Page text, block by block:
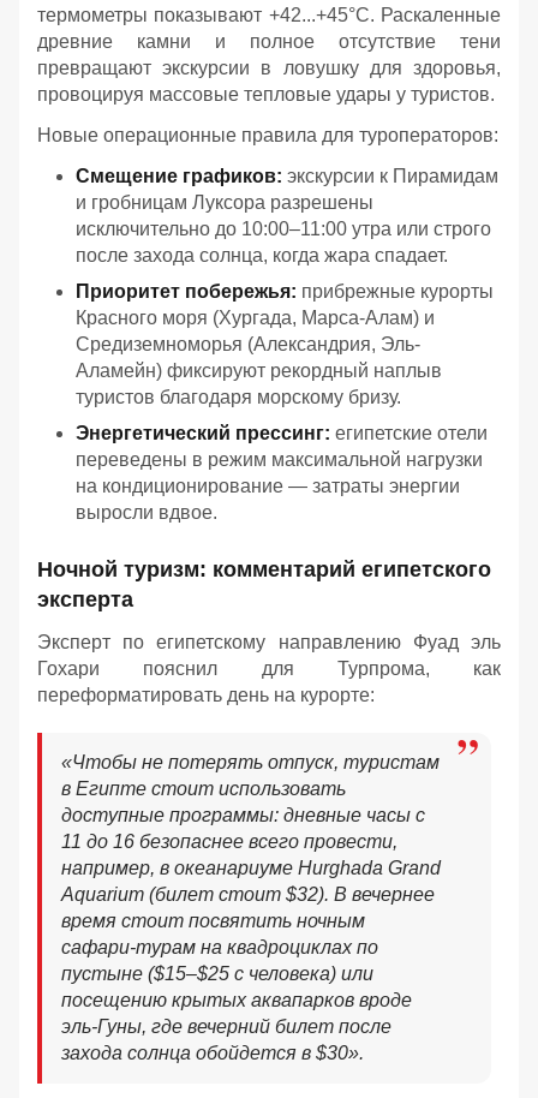
термометры показывают +42...+45°C. Раскаленные
древние камни и полное отсутствие тени
превращают экскурсии в ловушку для здоровья,
провоцируя массовые тепловые удары у туристов.
Новые операционные правила для туроператоров:
Смещение графиков: экскурсии к Пирамидам
и гробницам Луксора разрешены
исключительно до 10:00–11:00 утра или строго
после захода солнца, когда жара спадает.
Приоритет побережья: прибрежные курорты
Красного моря (Хургада, Марса-Алам) и
Средиземноморья (Александрия, Эль-
Аламейн) фиксируют рекордный наплыв
туристов благодаря морскому бризу.
Энергетический прессинг: египетские отели
переведены в режим максимальной нагрузки
на кондиционирование — затраты энергии
выросли вдвое.
Ночной туризм: комментарий египетского
эксперта
Эксперт по египетскому направлению Фуад эль
Гохари пояснил для Турпрома, как
переформатировать день на курорте:
«Чтобы не потерять отпуск, туристам
в Египте стоит использовать
доступные программы: дневные часы с
11 до 16 безопаснее всего провести,
например, в океанариуме Hurghada Grand
Aquarium (билет стоит $32). В вечернее
время стоит посвятить ночным
сафари-турам на квадроциклах по
пустыне ($15–$25 с человека) или
посещению крытых аквапарков вроде
эль-Гуны, где вечерний билет после
захода солнца обойдется в $30».